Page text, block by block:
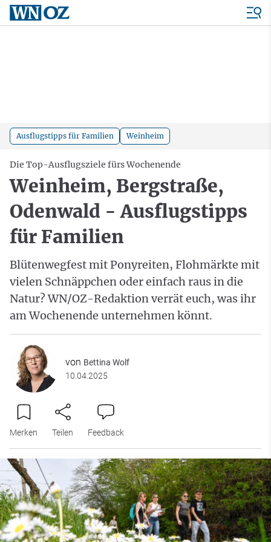
Ausflugstipps für Familien Weinheim
Die Top-Ausflugsziele fürs Wochenende
Weinheim, Bergstraße,
Odenwald - Ausflugstipps
für Familien
Blütenwegfest mit Ponyreiten, Flohmärkte mit
vielen Schnäppchen oder einfach raus in die
Natur? WN/OZ-Redaktion verrät euch, was ihr
am Wochenende unternehmen könnt.
von Bettina Wolf
10.04.2025
Merken Teilen Feedback